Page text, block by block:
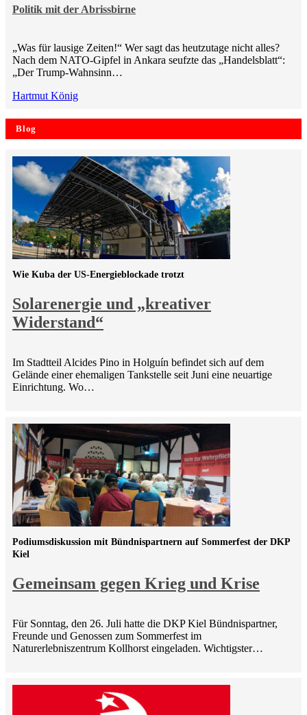
Politik mit der Abrissbirne
„Was für lausige Zeiten!“ Wer sagt das heutzutage nicht alles?
Nach dem NATO-Gipfel in Ankara seufzte das „Handelsblatt“:
„Der Trump-Wahnsinn…
Hartmut König
Blog
Solarenergie und „kreativer
Widerstand“
Wie Kuba der US-Energieblockade trotzt
Im Stadtteil Alcides Pino in Holguín befindet sich auf dem
Gelände einer ehemaligen Tankstelle seit Juni eine neuartige
Einrichtung. Wo…
Gemeinsam gegen Krieg und Krise
Podiumsdiskussion mit Bündnispartnern auf Sommerfest der DKP
Kiel
Für Sonntag, den 26. Juli hatte die DKP Kiel Bündnispartner,
Freunde und Genossen zum Sommerfest im
Naturerlebniszentrum Kollhorst eingeladen. Wichtigster…